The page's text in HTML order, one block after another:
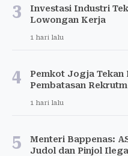
3
Investasi Industri
Lowongan Kerja
1 hari lalu
4
Pemkot Jogja Tekan
Pembatasan
1 hari lalu
5
Menteri Bappenas:
Judol dan Pinjol